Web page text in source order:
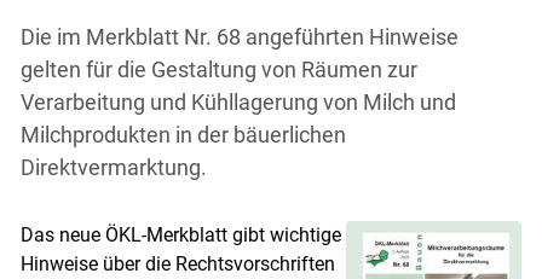
Die im Merkblatt Nr. 68 angeführten Hinweise
gelten für die Gestaltung von Räumen zur
Verarbeitung und Kühllagerung von Milch und
Milchprodukten in der bäuerlichen
Direktvermarktung.
Das neue ÖKL-Merkblatt gibt wichtige
Hinweise über die Rechtsvorschriften